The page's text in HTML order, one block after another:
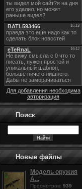
Для добавления необходима
авторизация
Поиск
Новые файлы
Модель оружия
A...
Просмотров: 939